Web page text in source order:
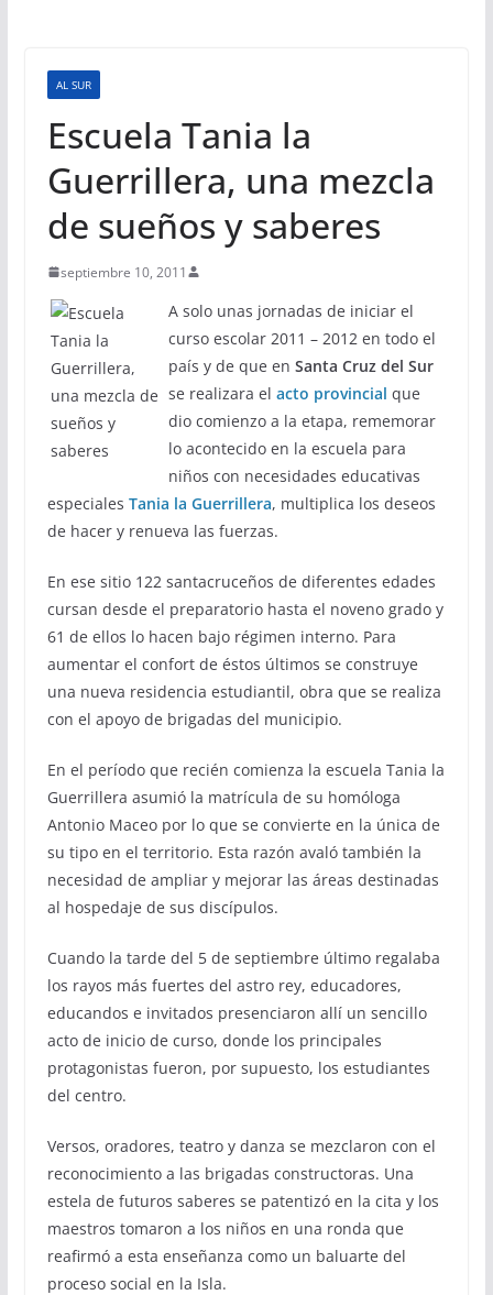
AL SUR
Escuela Tania la
Guerrillera, una mezcla
de sueños y saberes
septiembre 10, 2011
A solo unas jornadas de iniciar el
curso escolar 2011 – 2012 en todo el
país y de que en Santa Cruz del Sur
se realizara el acto provincial que
dio comienzo a la etapa, rememorar
lo acontecido en la escuela para
niños con necesidades educativas
especiales Tania la Guerrillera, multiplica los deseos
de hacer y renueva las fuerzas.
En ese sitio 122 santacruceños de diferentes edades
cursan desde el preparatorio hasta el noveno grado y
61 de ellos lo hacen bajo régimen interno. Para
aumentar el confort de éstos últimos se construye
una nueva residencia estudiantil, obra que se realiza
con el apoyo de brigadas del municipio.
En el período que recién comienza la escuela Tania la
Guerrillera asumió la matrícula de su homóloga
Antonio Maceo por lo que se convierte en la única de
su tipo en el territorio. Esta razón avaló también la
necesidad de ampliar y mejorar las áreas destinadas
al hospedaje de sus discípulos.
Cuando la tarde del 5 de septiembre último regalaba
los rayos más fuertes del astro rey, educadores,
educandos e invitados presenciaron allí un sencillo
acto de inicio de curso, donde los principales
protagonistas fueron, por supuesto, los estudiantes
del centro.
Versos, oradores, teatro y danza se mezclaron con el
reconocimiento a las brigadas constructoras. Una
estela de futuros saberes se patentizó en la cita y los
maestros tomaron a los niños en una ronda que
reafirmó a esta enseñanza como un baluarte del
proceso social en la Isla.